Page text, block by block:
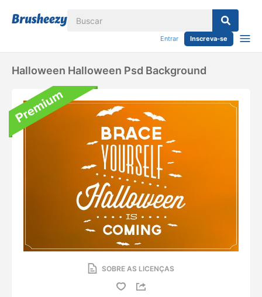
Entrar Inscreva-se
Halloween Halloween Psd Background
SOBRE AS LICENÇAS